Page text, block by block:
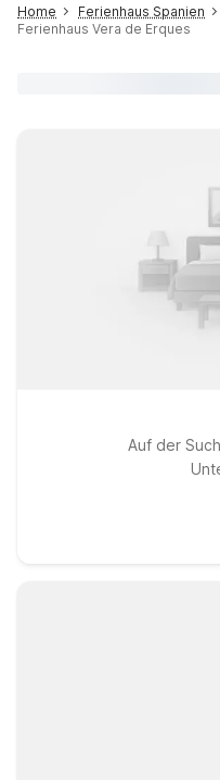
Home Ferienhaus Spanien
Ferienhaus Vera de Erques
Auf der